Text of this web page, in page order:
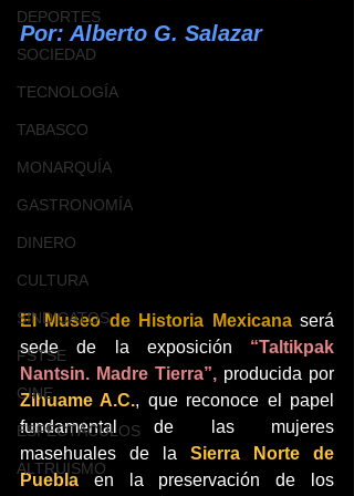
DEPORTES
SOCIEDAD
TECNOLOGÍA
TABASCO
MONARQUÍA
GASTRONOMÍA
DINERO
CULTURA
SINDICATOS
FSTSE
CINE
ESPECTÁCULOS
ALTRUISMO
Por: Alberto G. Salazar
El Museo de Historia Mexicana será
sede de la exposición “Taltikpak
Nantsin. Madre Tierra”,
Zihuame A.C., que reconoce el papel
fundamental de las mujeres
masehuales de la Sierra Norte de
Puebla en la preservación de los